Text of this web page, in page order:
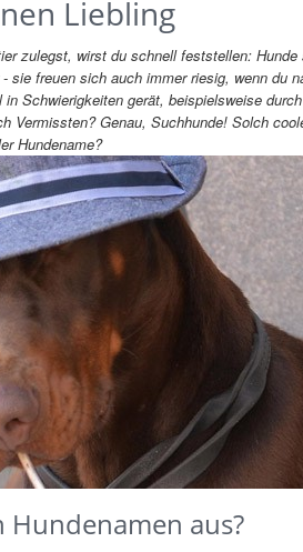
Liebling
zulegst, wirst du schnell feststellen:
freuen sich auch immer riesig, wenn du
Schwierigkeiten gerät, beispielsweise
Vermissten? Genau, Suchhunde! Solch
Hundename?
Hundenamen aus?